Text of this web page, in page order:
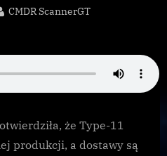
By
CMDR ScannerGT
że Type-11
produkcji, a dostawy są